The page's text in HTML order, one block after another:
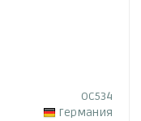
OC534
Германия